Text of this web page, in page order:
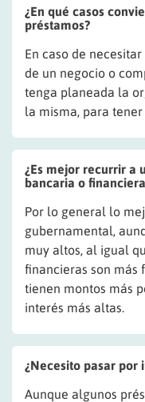
¿En qué casos
préstamos?
En caso de
de un negocio o
tenga planeada la
la misma, para
¿Es mejor recurrir a
bancaria o
Por lo general lo
gubernamental,
muy altos, al igual
financieras son más
tienen montos más
interés más altas.
¿Necesito pasar por
Aunque algunos